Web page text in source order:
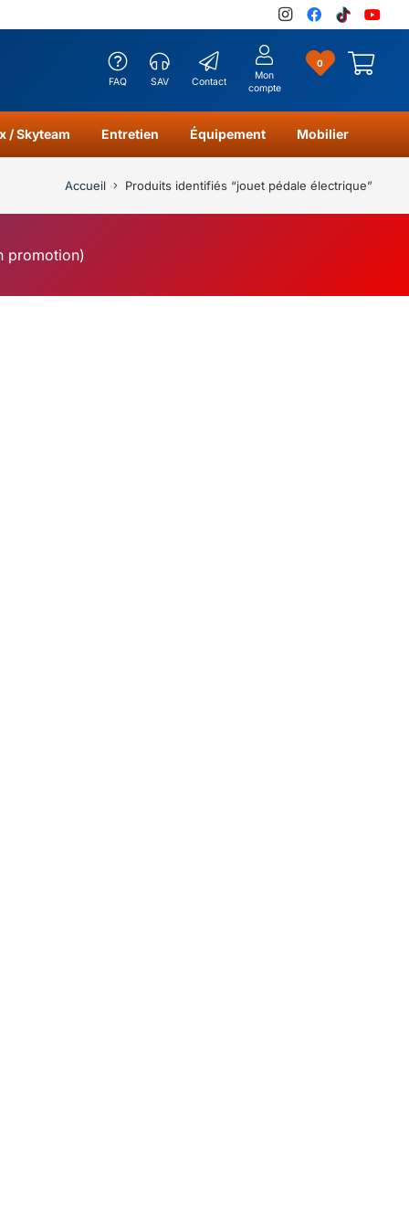
FAQ SAV Contact
Mon
compte
0
/ Skyteam Entretien Équipement Mobilier
Accueil Produits identifiés “jouet pédale électrique”
promotion)